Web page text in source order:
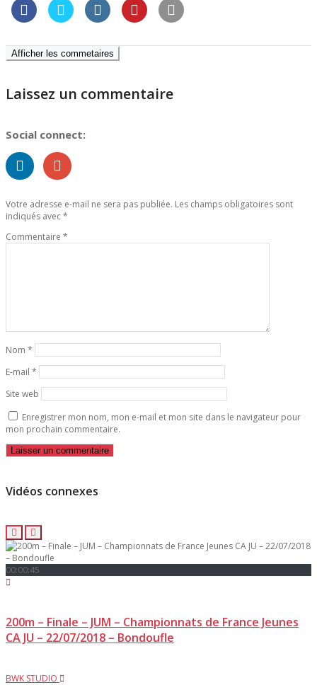
Afficher les commetaires
Laissez un commentaire
Social connect:
Votre adresse e-mail ne sera pas publiée. Les champs obligatoires sont
indiqués avec*
Commentaire *
Nom *
E-mail *
Site web
Enregistrer mon nom, mon e-mail et mon site dans le navigateur pour
mon prochain commentaire.
Vidéos connexes
00:00:45
200m – Finale – JUM – Championnats de France Jeunes
CA JU – 22/07/2018 – Bondoufle
BWK STUDIO